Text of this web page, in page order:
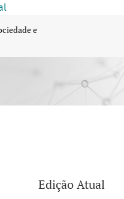
Sociedade e
e
Edição Atual